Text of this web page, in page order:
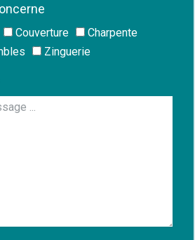
Couverture
Charpente
Zinguerie